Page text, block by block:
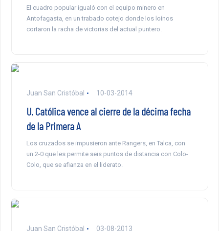
El cuadro popular igualó con el equipo minero en
Antofagasta, en un trabado cotejo donde los loínos
cortaron la racha de victorias del actual puntero.
Juan San Cristóbal 10-03-2014
U. Católica vence al cierre de la décima fecha
de la Primera A
Los cruzados se impusieron ante Rangers, en Talca, con
un 2-0 que les permite seis puntos de distancia con Colo-
Colo, que se afianza en el liderato.
Juan San Cristóbal 03-08-2013